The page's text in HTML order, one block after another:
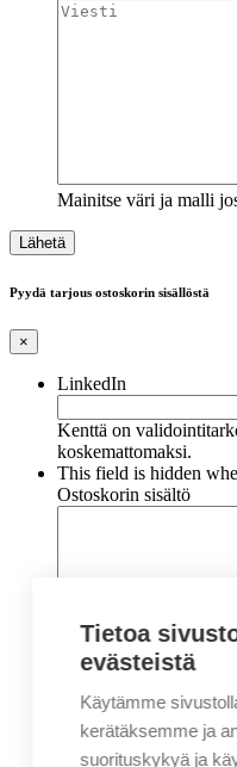
Mainitse väri ja malli
Pyydä tarjous ostoskorin sisällöstä
×
LinkedIn
Kenttä on
koskemattomaksi.
This field is hidden
Ostoskorin sisältö
Nimi*
Tietoa
evästeistä
Käytämme
kerätäksemme ja
suorituskykyä ja